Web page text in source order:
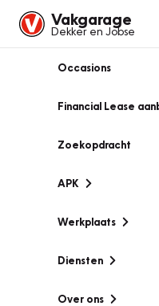
Vakgarage
Dekker en Jobse
Occasions
Financial Lease
Zoekopdracht
APK
Werkplaats
Diensten
Over ons